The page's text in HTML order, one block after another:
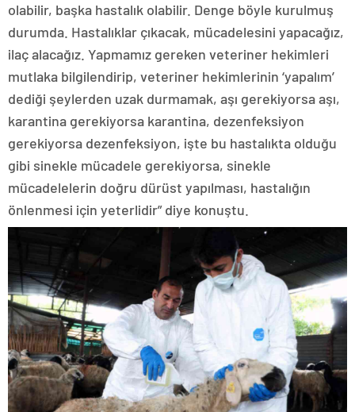
olabilir, başka hastalık olabilir. Denge böyle kurulmuş
durumda. Hastalıklar çıkacak, mücadelesini yapacağız,
ilaç alacağız. Yapmamız gereken veteriner hekimleri
mutlaka bilgilendirip, veteriner hekimlerinin ‘yapalım’
dediği şeylerden uzak durmamak, aşı gerekiyorsa aşı,
karantina gerekiyorsa karantina, dezenfeksiyon
gerekiyorsa dezenfeksiyon, işte bu hastalıkta olduğu
gibi sinekle mücadele gerekiyorsa, sinekle
mücadelelerin doğru dürüst yapılması, hastalığın
önlenmesi için yeterlidir” diye konuştu.